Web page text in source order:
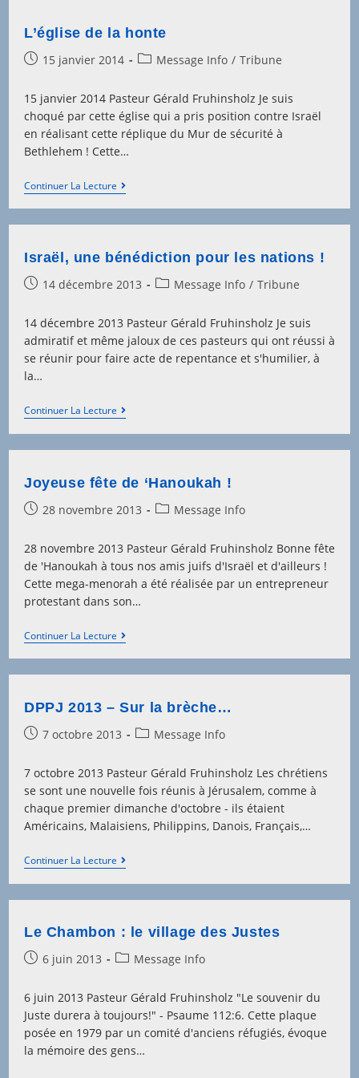
L’église de la honte
Post15 janvier 2014
PostMessage Info / Tribune
15 janvier 2014 Pasteur Gérald Fruhinsholz Je suis
choqué par cette église qui a pris position contre Israël
en réalisant cette réplique du Mur de sécurité à
Bethlehem ! Cette…
Continuer La LectureL’église
De
La
Honte
Israël, une bénédiction pour les nations !
Post14 décembre 2013
PostMessage Info / Tribune
14 décembre 2013 Pasteur Gérald Fruhinsholz Je suis
admiratif et même jaloux de ces pasteurs qui ont réussi à
se réunir pour faire acte de repentance et s'humilier, à
la…
Continuer La LectureIsraël,
Une
Bénédiction
Pour
Nations
!
Joyeuse fête de ‘Hanoukah !
Post28 novembre 2013
PostMessage Info
28 novembre 2013 Pasteur Gérald Fruhinsholz Bonne fête
de 'Hanoukah à tous nos amis juifs d'Israël et d'ailleurs !
Cette mega-menorah a été réalisée par un entrepreneur
protestant dans son…
Continuer La LectureJoyeuse
Fête
De
‘Hanoukah
DPPJ 2013 – Sur la brèche…
Post7 octobre 2013
PostMessage Info
7 octobre 2013 Pasteur Gérald Fruhinsholz Les chrétiens
se sont une nouvelle fois réunis à Jérusalem, comme à
chaque premier dimanche d'octobre - ils étaient
Américains, Malaisiens, Philippins, Danois, Français,…
Continuer La LectureDPPJ
2013
–
Sur
Brèche…
Le Chambon : le village des Justes
Post6 juin 2013
PostMessage Info
6 juin 2013 Pasteur Gérald Fruhinsholz "Le souvenir du
Juste durera à toujours!" - Psaume 112:6. Cette plaque
posée en 1979 par un comité d'anciens réfugiés, évoque
la mémoire des gens…